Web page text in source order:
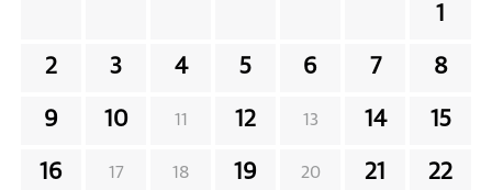
1
2 3 4 5 6 7 8
9 10 11 12 13 14 15
16 17 18 19 20 21 22